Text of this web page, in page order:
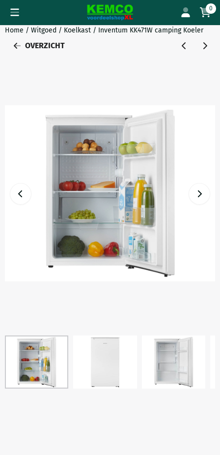
Cookievoorkeuren zijn momenteel gesloten. 0
Home / Witgoed / Koelkast / Inventum KK471W camping Koeler
OVERZICHT